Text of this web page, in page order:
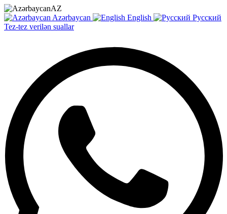
AZ
Azərbaycan
English
Русский
Tez-tez verilən suallar